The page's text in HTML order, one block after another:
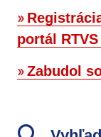
portál
Zabudol